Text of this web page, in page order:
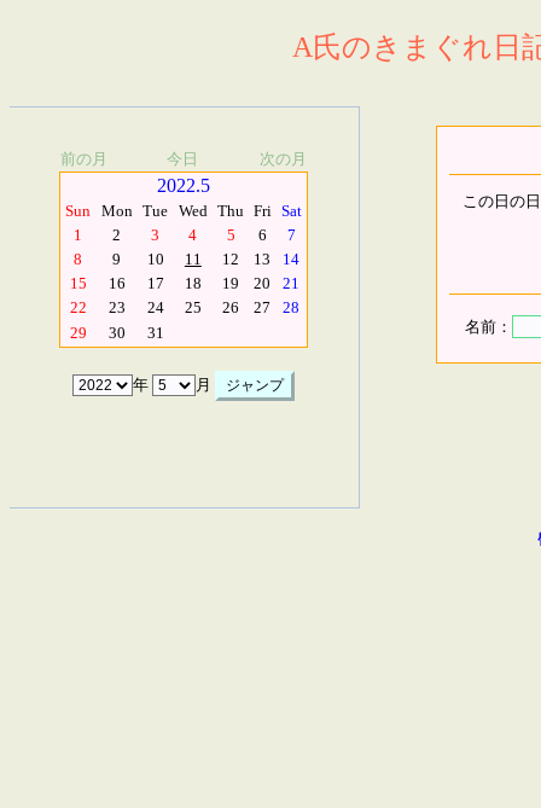
A氏のきまぐれ日
前の月 今日 次の月
2022.5
Sun Mon Tue Wed Thu Fri Sat
1
2 3 4 5 6
7
8
9 10 11 12 13
14
15
16 17 18 19 20
21
22
23 24 25 26 27
28
29
30 31
年 月
この日の
名前：